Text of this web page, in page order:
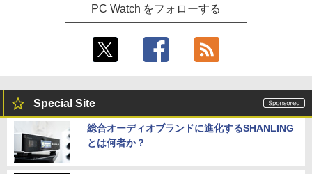
PC Watch をフォローする
Special Site
総合オーディオブランドに進化するSHANLING
とは何者か？